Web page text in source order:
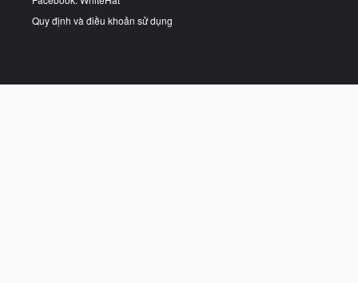
Quy định và điều khoản sử dụng